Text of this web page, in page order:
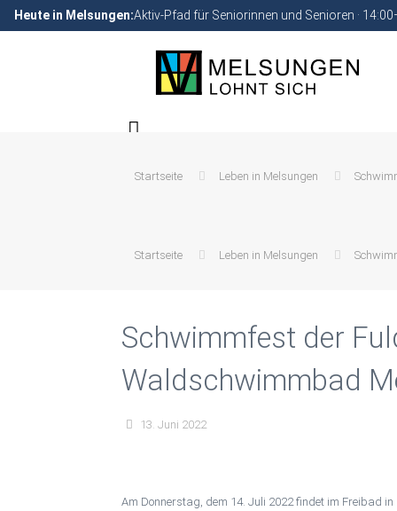
Heute in Melsungen:Aktiv-Pfad für Seniorinnen und Senioren ·
Startseite Leben in Melsungen
Startseite Leben in Melsungen
Schwimmfest der
Waldschwimmbad
13. Juni 2022
Am Donnerstag, dem 14. Juli 2022 findet im Freibad